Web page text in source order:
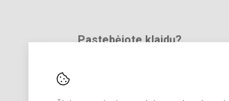
Pastebėjote klaidų?